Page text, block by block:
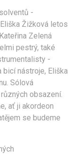
-
Žižková letos
Zelená
pestrý, také
-
bicí nástroje, Eliška
Sólová
obsazení.
ať ji akordeon
se budeme